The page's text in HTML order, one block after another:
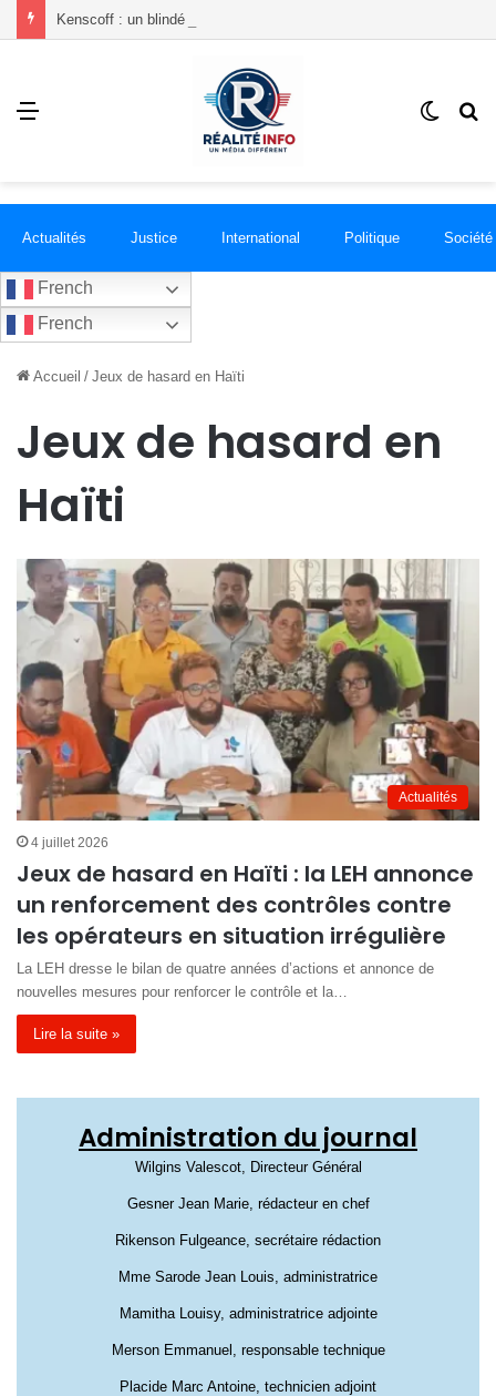
Menu
Switch
Actualités Justice International Politique Société
French
French
Accueil / Jeux de hasard en Haïti
Jeux de hasard en
Haïti
Actualités
4 juillet 2026
Jeux de hasard en Haïti : la LEH annonce
un renforcement des contrôles contre
les opérateurs en situation irrégulière
La LEH dresse le bilan de quatre années d’actions et annonce de
nouvelles mesures pour renforcer le contrôle et la…
Lire la suite »
Administration du journal
Wilgins Valescot, Directeur Général
Gesner Jean Marie, rédacteur en chef
Rikenson Fulgeance, secrétaire rédaction
Mme Sarode Jean Louis, administratrice
Mamitha Louisy, administratrice adjointe
Merson Emmanuel, responsable technique
Placide Marc Antoine, technicien adjoint